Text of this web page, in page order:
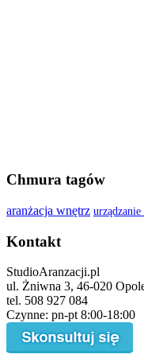
Chmura tagów
aranżacja wnętrz
Kontakt
StudioAranzacji.pl
ul. Żniwna 3, 46-020
tel. 508 927 084
Czynne: pn-pt 8:00-18:00